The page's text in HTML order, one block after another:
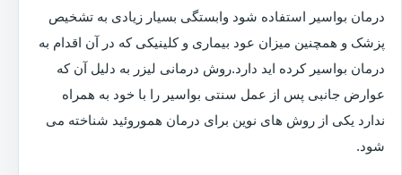
درمان بواسیر استفاده شود وابستگی بسیار زیادی به تشخیص
پزشک و همچنین میزان عود بیماری و کلینیکی که در آن اقدام به
درمان بواسیر کرده اید دارد.روش درمانی لیزر به دلیل آن که
عوارض جانبی پس از عمل سنتی بواسیر را با خود به همراه
ندارد یکی از روش های نوین برای درمان هموروئید شناخته می
شود.